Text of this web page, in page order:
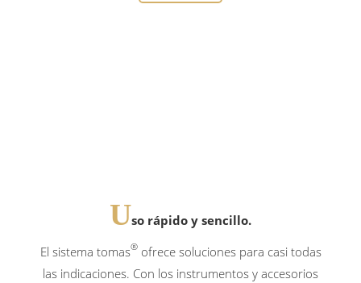
Uso rápido y sencillo.
El sistema tomas®ofrece soluciones para casi todas
las indicaciones. Con los instrumentos y accesorios